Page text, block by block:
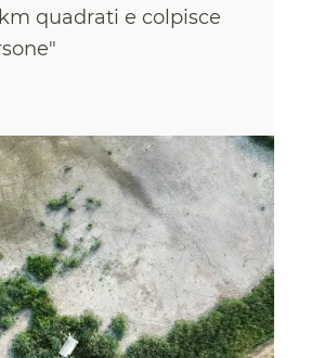
quadrati e colpisce